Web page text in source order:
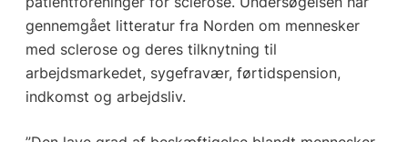
gennemgået litteratur fra Norden om mennesker
med sclerose og deres tilknytning til
arbejdsmarkedet, sygefravær, førtidspension,
indkomst og arbejdsliv.